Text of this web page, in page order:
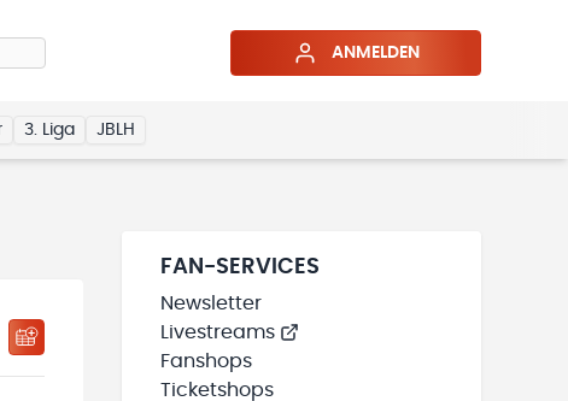
ANMELDEN
3. Liga JBLH
WIRD GELADEN
„MEINE TEAMS“ HINZUFÜGEN
FAN-SERVICES
Newsletter
Livestreams
Fanshops
Ticketshops